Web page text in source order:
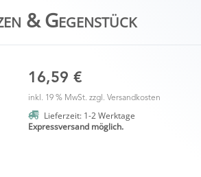
& Gegenstück
16,59 €
inkl. 19 % MwSt. zzgl. Versandkosten
Lieferzeit: 1-2 Werktage
Expressversand möglich.